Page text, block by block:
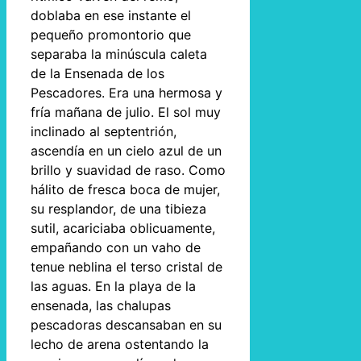
doblaba en ese instante el
pequeño promontorio que
separaba la minúscula caleta
de la Ensenada de los
Pescadores. Era una hermosa y
fría mañana de julio. El sol muy
inclinado al septentrión,
ascendía en un cielo azul de un
brillo y suavidad de raso. Como
hálito de fresca boca de mujer,
su resplandor, de una tibieza
sutil, acariciaba oblicuamente,
empañando con un vaho de
tenue neblina el terso cristal de
las aguas. En la playa de la
ensenada, las chalupas
pescadoras descansaban en su
lecho de arena ostentando la